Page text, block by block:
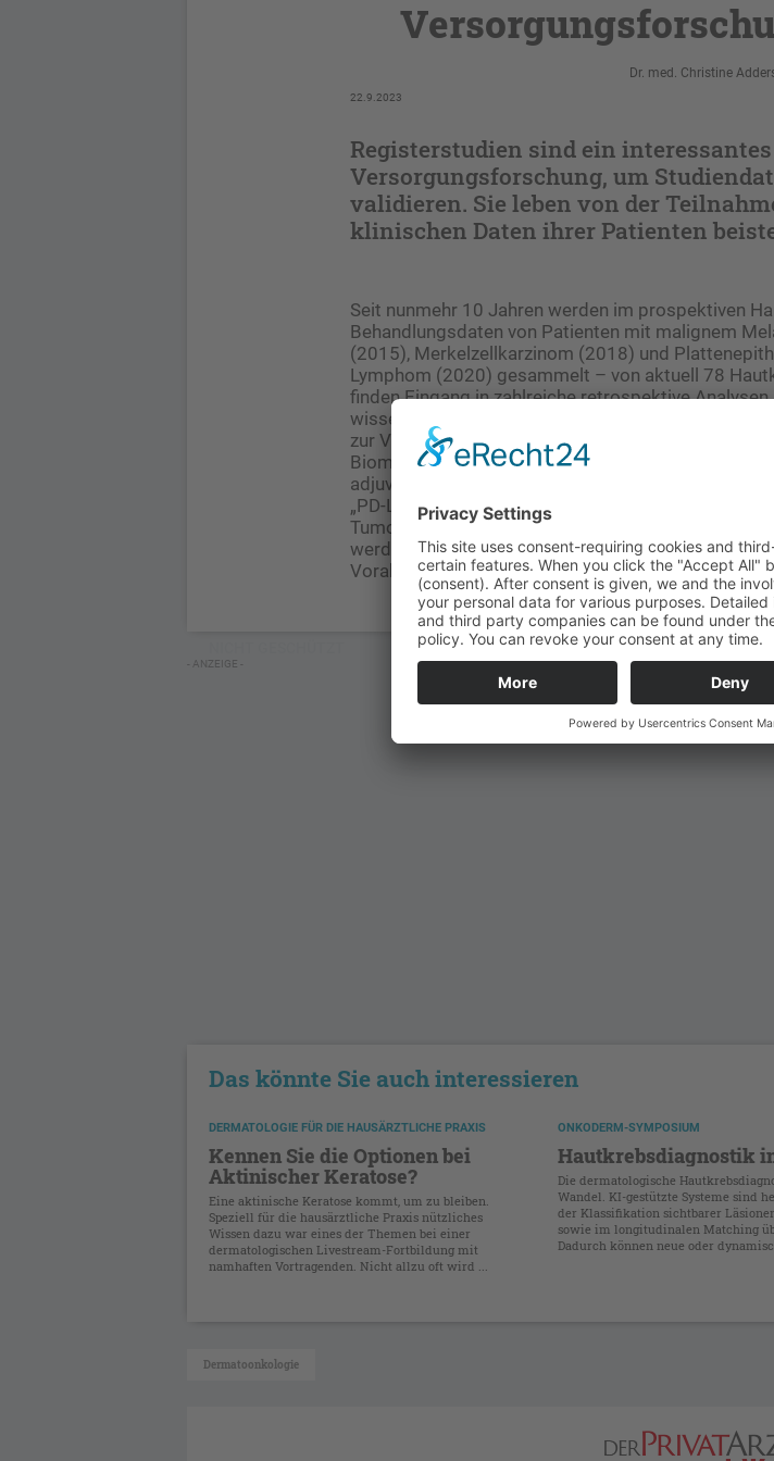
Dr. med. Christine
22.9.2023
Registerstudien sind ein
Versorgungsforschung, um
validieren. Sie leben von der
klinischen Daten ihrer Patienten
Seit nunmehr 10 Jahren werden im prospektiven
Behandlungsdaten von Patienten mit malignem
(2015), Merkelzellkarzinom (2018) und
Lymphom (2020) gesammelt – von aktuell 78
finden Eingang in zahlreiche retrospektive
wissenschaftliche Projekte und stehen nach
zur Verfügung. Eines der aktuellen Projekte ist die
Biomarker für das Therapieansprechen von
adjuvante Immuncheckpoint-Inhibition konnte
„PD-L1-Expression“ und „Anzahl mutierter
Tumorgewebe gezeigt werden. Analog soll nun
werden, ob dies auch auf das Therapieansprechen
Vorab-Analyse mit 100 Patienten hatte
- ANZEIGE -
Das könnte Sie auch interessieren
DERMATOLOGIE FÜR DIE HAUSÄRZTLICHE PRAXIS
Kennen Sie die Optionen bei
Aktinischer Keratose?
Eine aktinische Keratose kommt, um zu bleiben.
Speziell für die hausärztliche Praxis nützliches
Wissen dazu war eines der Themen bei einer
dermatologischen Livestream-Fortbildung mit
namhaften Vortragenden. Nicht allzu oft wird ...
ONKODERM-SYMPOSIUM
Hautkrebsdiagnostik
Die dermatologische
Wandel. KI-gestützte Systeme sind
der Klassifikation sichtbarer
sowie im longitudinalen Matching
Dadurch können neue oder
Dermatoonkologie